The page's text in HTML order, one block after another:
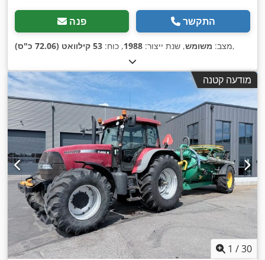
פנה התקשר
מצב: משומש, שנת ייצור: 1988, כוח: 53 קילוואט (72.06 כ"ס) ,
מודעה קטנה
1 /30